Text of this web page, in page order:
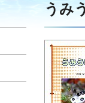
うみ